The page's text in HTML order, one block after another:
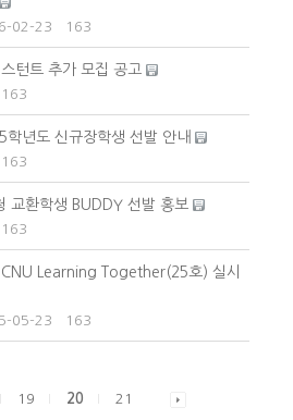
02-23 163
턴트 추가 모집 공고
163
학년도 신규장학생 선발 안내
163
교환학생 BUDDY 선발 홍보
163
Learning Together(25호) 실시
05-23 163
19 20 21